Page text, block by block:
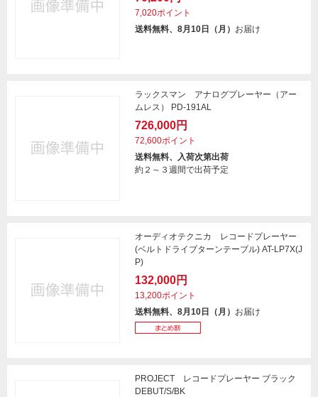
7,020ポイント
送料無料、8月10日（月） お届け
ラックスマン アナログプレーヤー（アー
ムレス） PD-191AL
726,000円
72,600ポイント
送料無料、入荷次第出荷
約２～３週間で出荷予定
オーディオテクニカ レコードプレーヤー
(ベルトドライブターンテーブル) AT-LP7X(J
P)
132,000円
13,200ポイント
送料無料、8月10日（月） お届け
PROJECT レコードプレーヤー ブラック
DEBUT/S/BK